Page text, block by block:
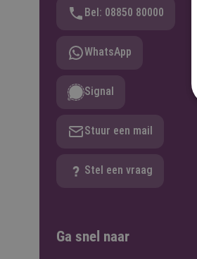
Bel: 08850 80000
WhatsApp
Signal
Stuur een mail
Stel een vraag
Ga snel naar